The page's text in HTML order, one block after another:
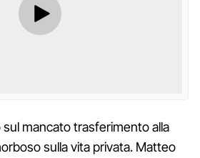
sul mancato trasferimento alla
sulla vita privata. Matteo